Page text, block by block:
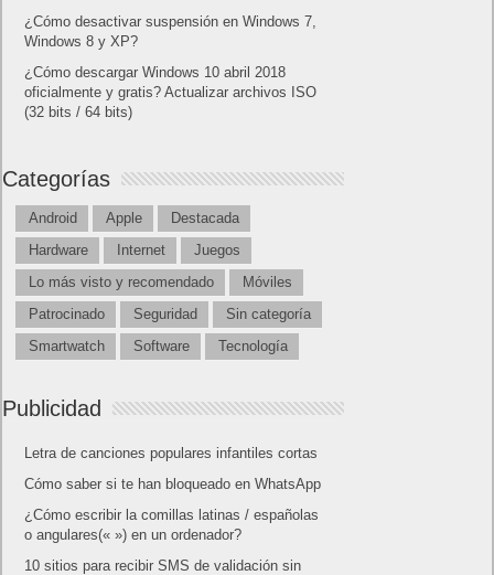
¿Cómo desactivar suspensión en Windows 7,
Windows 8 y XP?
¿Cómo descargar Windows 10 abril 2018
oficialmente y gratis? Actualizar archivos ISO
(32 bits / 64 bits)
Categorías
Android Apple
Destacada
Hardware
Internet
Juegos
Lo más visto y recomendado
Móviles
Patrocinado
Seguridad
Sin categoría
Smartwatch
Software Tecnología
Publicidad
Letra de canciones populares infantiles cortas
Cómo saber si te han bloqueado en WhatsApp
¿Cómo escribir la comillas latinas / españolas
o angulares(« ») en un ordenador?
10 sitios para recibir SMS de validación sin